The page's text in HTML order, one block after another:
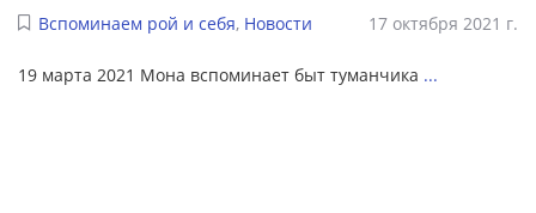
Вспоминаем рой и себя, Новости 17 октября 2021 г.
19 марта 2021 Мона вспоминает быт туманчика ...